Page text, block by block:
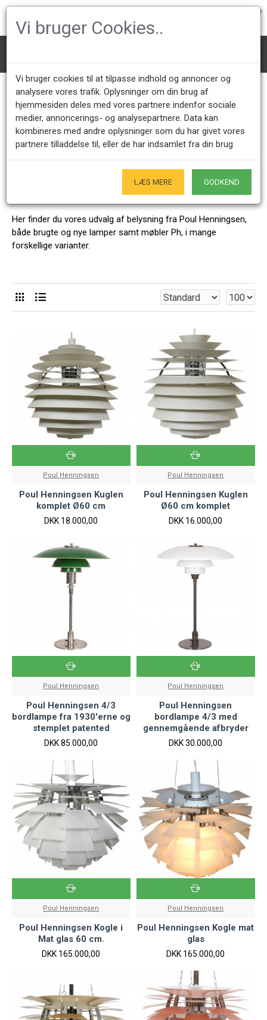
Poul Henningsen
Kundeservice +45 28491875
Mandag - Fredag 9.00 - 17.00
Åbningstider showroom
Kun på forudgående aftale - Hverdage
Kun Originale varer
Her finder du vores udvalg af belysning fra Poul Henningsen,
både brugte og nye lamper samt møbler Ph, i mange
forskellige varianter.
Poul Henningsen
Poul Henningsen Kuglen
komplet Ø60 cm
DKK 18.000,00
Poul Henningsen
Poul Henningsen Kuglen
Ø60 cm komplet
DKK 16.000,00
Poul Henningsen
Poul Henningsen 4/3
bordlampe fra 1930'erne og
stemplet patented
DKK 85.000,00
Poul Henningsen
Poul Henningsen
bordlampe 4/3 med
gennemgående afbryder
DKK 30.000,00
Poul Henningsen
Poul Henningsen Kogle i
Mat glas 60 cm.
DKK 165.000,00
Poul Henningsen
Poul Henningsen Kogle mat
glas
DKK 165.000,00
Vi bruger Cookies..
Vi bruger cookies til at tilpasse indhold og annoncer og
analysere vores trafik. Oplysninger om din brug af
hjemmesiden deles med vores partnere indenfor sociale
medier, annoncerings- og analysepartnere. Data kan
kombineres med andre oplysninger som du har givet vores
partnere tilladdelse til, eller de har indsamlet fra din brug
LÆS MERE GODKEND